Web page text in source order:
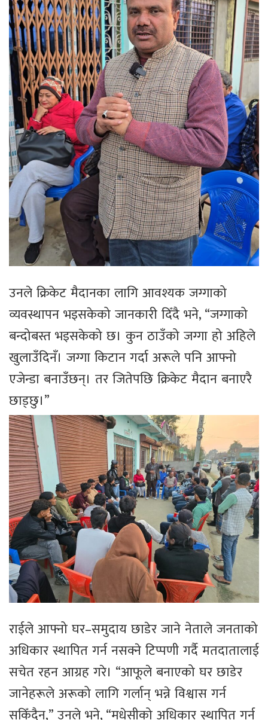
उनले क्रिकेट मैदानका लागि आवश्यक जग्गाको
व्यवस्थापन भइसकेको जानकारी दिँदै भने, “जग्गाको
बन्दोबस्त भइसकेको छ। कुन ठाउँको जग्गा हो अहिले
खुलाउँदिनँ। जग्गा किटान गर्दा अरूले पनि आफ्नो
एजेन्डा बनाउँछन्। तर जितेपछि क्रिकेट मैदान बनाएरै
छाड्छु।”
राईले आफ्नो घर–समुदाय छाडेर जाने नेताले जनताको
अधिकार स्थापित गर्न नसक्ने टिप्पणी गर्दै मतदातालाई
सचेत रहन आग्रह गरे। “आफूले बनाएको घर छाडेर
जानेहरूले अरूको लागि गर्लान् भन्ने विश्वास गर्न
सकिँदैन,” उनले भने, “मधेसीको अधिकार स्थापित गर्न